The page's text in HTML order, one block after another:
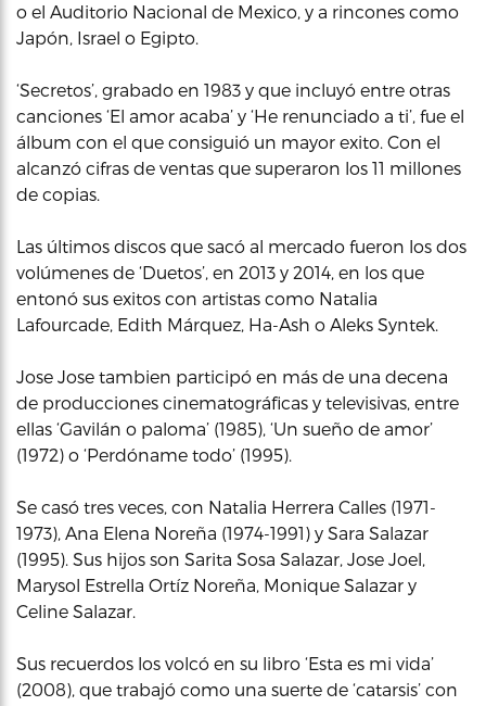
o el Auditorio Nacional de Mexico, y a rincones como
Japón, Israel o Egipto.
‘Secretos’, grabado en 1983 y que incluyó entre otras
canciones ‘El amor acaba’ y ‘He renunciado a ti’, fue el
álbum con el que consiguió un mayor exito. Con el
alcanzó cifras de ventas que superaron los 11 millones
de copias.
Las últimos discos que sacó al mercado fueron los dos
volúmenes de ‘Duetos’, en 2013 y 2014, en los que
entonó sus exitos con artistas como Natalia
Lafourcade, Edith Márquez, Ha-Ash o Aleks Syntek.
Jose Jose tambien participó en más de una decena
de producciones cinematográficas y televisivas, entre
ellas ‘Gavilán o paloma’ (1985), ‘Un sueño de amor’
(1972) o ‘Perdóname todo’ (1995).
Se casó tres veces, con Natalia Herrera Calles (1971-
1973), Ana Elena Noreña (1974-1991) y Sara Salazar
(1995). Sus hijos son Sarita Sosa Salazar, Jose Joel,
Marysol Estrella Ortíz Noreña, Monique Salazar y
Celine Salazar.
Sus recuerdos los volcó en su libro ‘Esta es mi vida’
(2008), que trabajó como una suerte de ‘catarsis’ con